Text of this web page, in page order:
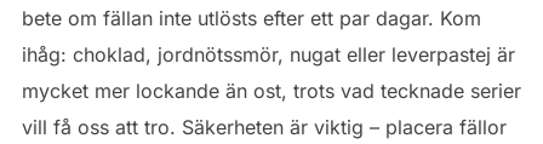
bete om fällan inte utlösts efter ett par dagar. Kom
ihåg: choklad, jordnötssmör, nugat eller leverpastej är
mycket mer lockande än ost, trots vad tecknade serier
vill få oss att tro. Säkerheten är viktig – placera fällor